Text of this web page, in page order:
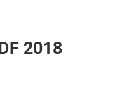
2018